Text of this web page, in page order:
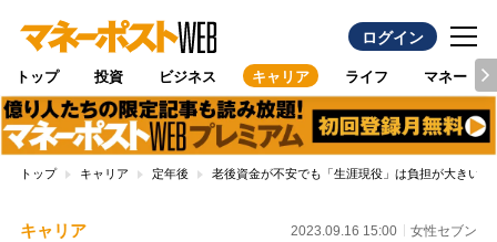
ログイン
トップ 投資 ビジネス キャリア ライフ マネー
トップ キャリア 定年後 老後資金が不安でも「生涯現役」は負担が大きい
キャリア 2023.09.16 15:00 女性セブン